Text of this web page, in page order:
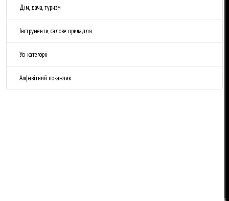
Дім, дача, туризм
Інструменти, садове приладдя
Усі категорії
Алфавітний покажчик